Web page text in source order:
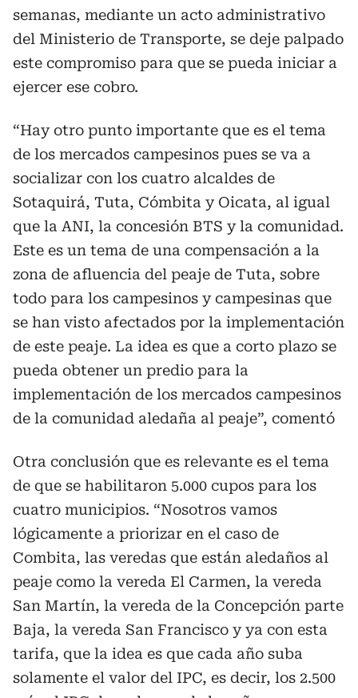
semanas, mediante un acto administrativo
del Ministerio de Transporte, se deje palpado
este compromiso para que se pueda iniciar a
ejercer ese cobro.
“Hay otro punto importante que es el tema
de los mercados campesinos pues se va a
socializar con los cuatro alcaldes de
Sotaquirá, Tuta, Cómbita y Oicata, al igual
que la ANI, la concesión BTS y la comunidad.
Este es un tema de una compensación a la
zona de afluencia del peaje de Tuta, sobre
todo para los campesinos y campesinas que
se han visto afectados por la implementación
de este peaje. La idea es que a corto plazo se
pueda obtener un predio para la
implementación de los mercados campesinos
de la comunidad aledaña al peaje”, comentó
Otra conclusión que es relevante es el tema
de que se habilitaron 5.000 cupos para los
cuatro municipios. “Nosotros vamos
lógicamente a priorizar en el caso de
Combita, las veredas que están aledaños al
peaje como la vereda El Carmen, la vereda
San Martín, la vereda de la Concepción parte
Baja, la vereda San Francisco y ya con esta
tarifa, que la idea es que cada año suba
solamente el valor del IPC, es decir, los 2.500